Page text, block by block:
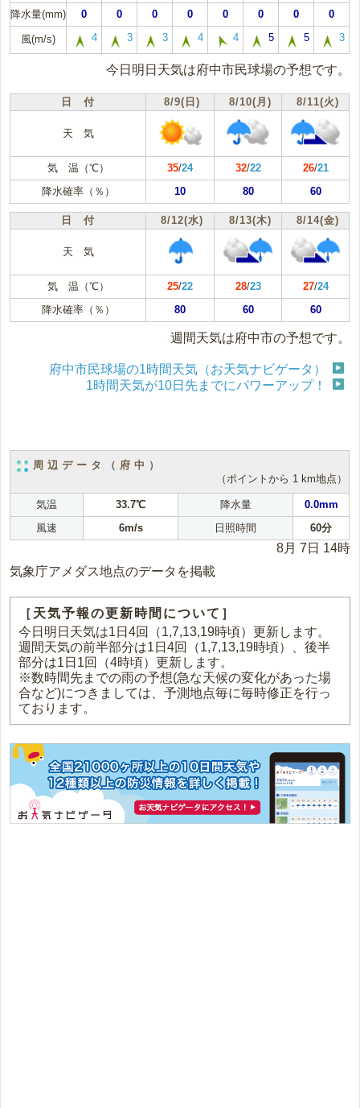
降水量(mm)
0 0 0 0 0 0 0 0
風(m/s) 4 3 3 4 4 5 5 3
今日明日天気は府中市民球場の予想です。
日 付 8/9(日) 8/10(月) 8/11(火)
天 気
気 温（℃） 35/24 32/22 26/21
降水確率（％）
10 80 60
日 付 8/12(水) 8/13(木) 8/14(金)
天 気
気 温（℃） 25/22 28/23 27/24
降水確率（％）
80 60 60
週間天気は府中市の予想です。
府中市民球場の1時間天気（お天気ナビゲータ）
1時間天気が10日先までにパワーアップ！
周辺データ（府中）
（ポイントから 1 km地点）
気温 33.7℃ 降水量
0.0mm
風速
6m/s 日照時間 60分
8月 7日 14時
気象庁アメダス地点のデータを掲載
［天気予報の更新時間について］
今日明日天気は1日4回（1,7,13,19時頃）更新します。
週間天気の前半部分は1日4回（1,7,13,19時頃）、後半
部分は1日1回（4時頃）更新します。
※数時間先までの雨の予想(急な天候の変化があった場
合など)につきましては、予測地点毎に毎時修正を行っ
ております。